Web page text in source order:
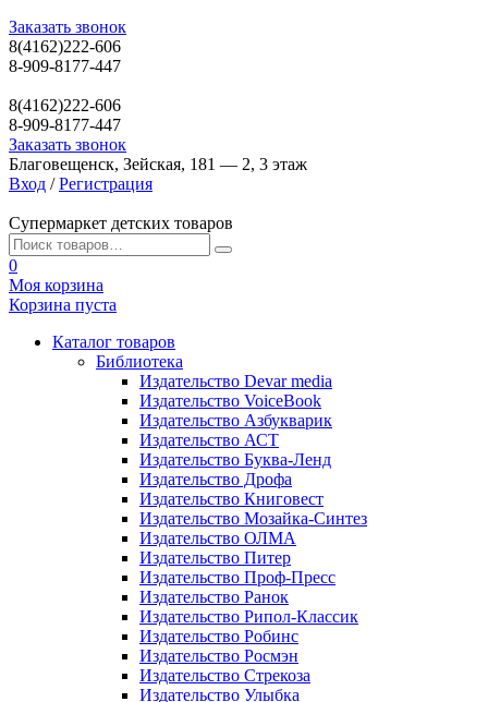
Заказать звонок
8(4162)222-606
8-909-8177-447
8(4162)222-606
8-909-8177-447
Заказать звонок
Благовещенск, Зейская, 181 — 2, 3 этаж
Вход / Регистрация
Супермаркет детских товаров
0
Моя корзина
Корзина пуста
Каталог товаров
Библиотека
Издательство Devar media
Издательство VoiceBook
Издательство Азбукварик
Издательство АСТ
Издательство Буква-Ленд
Издательство Дрофа
Издательство Книговест
Издательство Мозайка-Синтез
Издательство ОЛМА
Издательство Питер
Издательство Проф-Пресс
Издательство Ранок
Издательство Рипол-Классик
Издательство Робинс
Издательство Росмэн
Издательство Стрекоза
Издательство Улыбка